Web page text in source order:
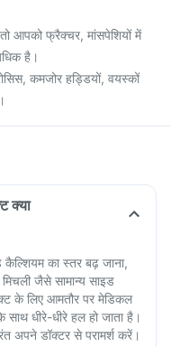
तो आपको फ्रैक्चर, मांसपेशियों में
है।
कमजोर हड्डियों, वयस्कों
क्या
का स्तर बढ़ जाना,
जैसे सामान्य साइड
के लिए आमतौर पर मेडिकल
धीरे-धीरे हल हो जाता है।
अपने डॉक्टर से परामर्श करें।